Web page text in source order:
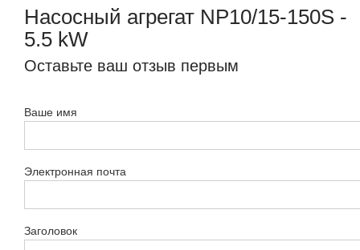
Насосный агрегат NP10/15-150S -
5.5 kW
Оставьте ваш отзыв первым
Ваше имя
Электронная почта
Заголовок